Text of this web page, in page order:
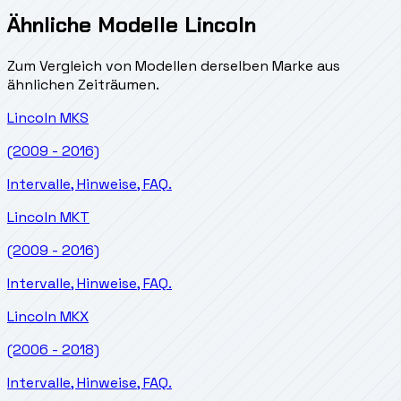
Ähnliche Modelle Lincoln
Zum Vergleich von Modellen derselben Marke aus
ähnlichen Zeiträumen.
Lincoln MKS
(2009 - 2016)
Intervalle, Hinweise, FAQ.
Lincoln MKT
(2009 - 2016)
Intervalle, Hinweise, FAQ.
Lincoln MKX
(2006 - 2018)
Intervalle, Hinweise, FAQ.